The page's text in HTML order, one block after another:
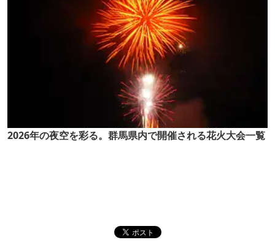
2026年の夜空を彩る。群馬県内で開催される花火大会一覧